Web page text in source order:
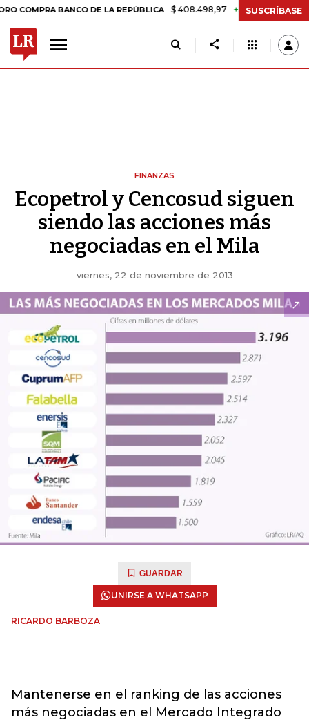
BANCO DE LA REPÚBLICA $ 408.498,97 +$ 8.753,81 +2,19%
SUSCRÍBASE
FINANZAS
Ecopetrol y Cencosud siguen
siendo las acciones más
negociadas en el Mila
viernes, 22 de noviembre de 2013
GUARDAR
UNIRSE A WHATSAPP
RICARDO BARBOZA
Mantenerse en el ranking de las acciones
más negociadas en el Mercado Integrado